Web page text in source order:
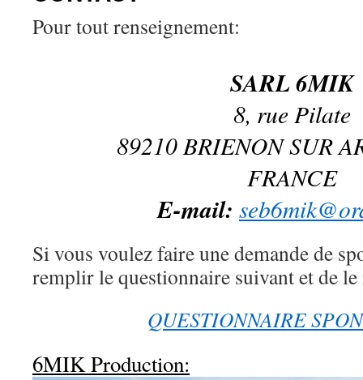
Pour tout renseignement:
SARL 6MIK
8, rue Pilate
89210 BRIENON SUR
FRANCE
E-mail:
Si vous voulez faire une demande de
remplir le questionnaire suivant et de
QUESTIONNAIRE
6MIK Production: